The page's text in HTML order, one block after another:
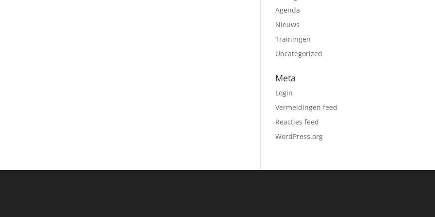
Agenda
Nieuws
Trainingen
Uncategorized
Meta
Login
Vermeldingen feed
Reacties feed
WordPress.org